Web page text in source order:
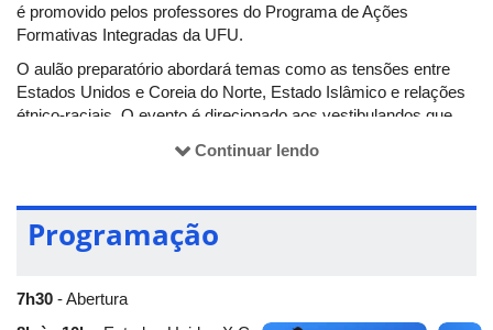
é promovido pelos professores do Programa de Ações
Formativas Integradas da UFU.
O aulão preparatório abordará temas como as tensões entre
Estados Unidos e Coreia do Norte, Estado Islâmico e relações
étnico-raciais. O evento é direcionado aos vestibulandos que
Campus Santa Mônica da UFU. O evento é gratuito e é preciso
realizarinscrição prévia pelo formulário
Continuar lendo
Programação
7h30 - Abertura